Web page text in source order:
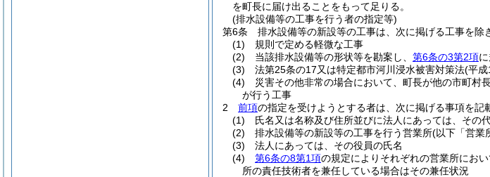
を町長に届け出ることをもって足りる。
(排水設備等の工事を行う者の指定等)
第6条
排水設備等の新設等の工事は、次に掲げる工事を除
(1)
規則で定める軽微な工事
(2)
当該排水設備等の形状等を勘案し、 第6条の3第2項
(3)
法第25条の17又は特定都市河川浸水被害対策法(平成
(4)
災害その他非常の場合において、町長が他の市町村
が行う工事
2
前項の指定を受けようとする者は、次に掲げる事項を記
(1)
氏名又は名称及び住所並びに法人にあっては、その
(2)
排水設備等の新設等の工事を行う営業所(以下「営業
(3)
法人にあっては、その役員の氏名
(4)
第6条の8第1項の規定によりそれぞれの営業所にお
所の責任技術者を兼任している場合はその兼任状況